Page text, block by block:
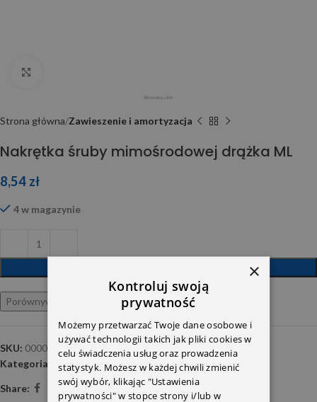
Strona główna Zawieszenie i amortyzacja
Nakrętka śruby mimośrodowej drążka ML
8,54 zł
4 w magazynie
Porównywarka Ulubione
SKU: 000000003276
Kategoria:
Zawieszenie i amortyzacja
Share:
×
Kontroluj swoją
prywatność
Możemy przetwarzać Twoje dane osobowe i
używać technologii takich jak pliki cookies w
celu świadczenia usług oraz prowadzenia
statystyk. Możesz w każdej chwili zmienić
swój wybór, klikając "Ustawienia
prywatności" w stopce strony i/lub w